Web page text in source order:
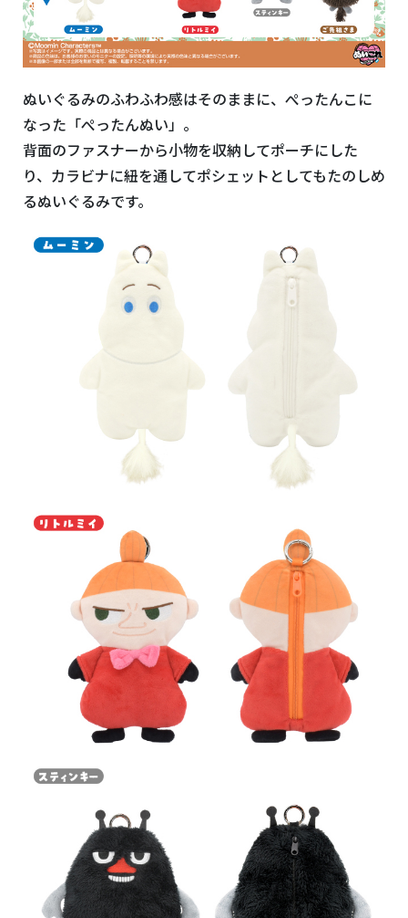
ぬいぐるみのふわふわ感はそのままに、 ぺったんこに
なった「ぺったんぬい」。
背面のファスナーから小物を収納してポーチにした
り、カラビナに紐を通してポシェットとしてもたのしめ
るぬいぐるみです。